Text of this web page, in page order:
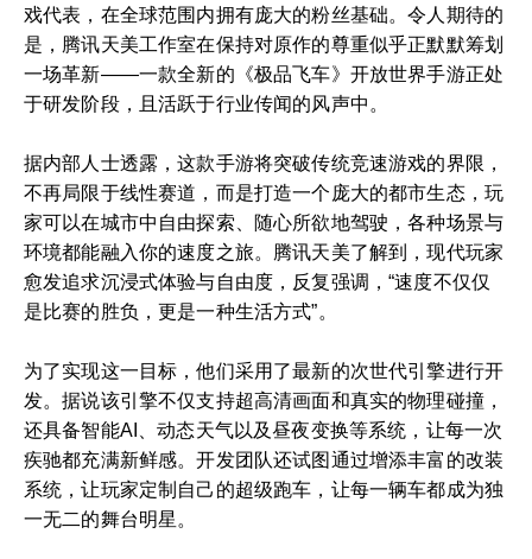
戏代表，在全球范围内拥有庞大的粉丝基础。令人期待的
是，腾讯天美工作室在保持对原作的尊重似乎正默默筹划
一场革新——一款全新的《极品飞车》开放世界手游正处
于研发阶段，且活跃于行业传闻的风声中。
据内部人士透露，这款手游将突破传统竞速游戏的界限，
不再局限于线性赛道，而是打造一个庞大的都市生态，玩
家可以在城市中自由探索、随心所欲地驾驶，各种场景与
环境都能融入你的速度之旅。腾讯天美了解到，现代玩家
愈发追求沉浸式体验与自由度，反复强调，“速度不仅仅
是比赛的胜负，更是一种生活方式”。
为了实现这一目标，他们采用了最新的次世代引擎进行开
发。据说该引擎不仅支持超高清画面和真实的物理碰撞，
还具备智能AI、动态天气以及昼夜变换等系统，让每一次
疾驰都充满新鲜感。开发团队还试图通过增添丰富的改装
系统，让玩家定制自己的超级跑车，让每一辆车都成为独
一无二的舞台明星。